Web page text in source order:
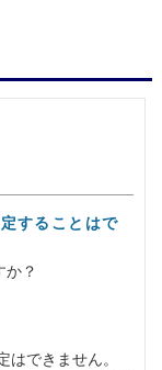
することはで
か？
できません。